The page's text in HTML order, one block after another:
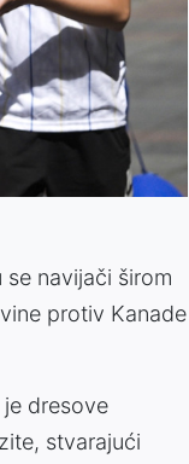
navijači širom
protiv Kanade
dresove
stvarajući